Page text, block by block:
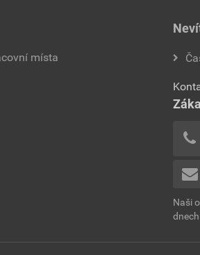
místa
Naši